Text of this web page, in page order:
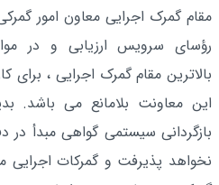
مقام گمرک اجرایی معاون امور
رؤسای سرویس ارزیابی و در
بالاترین مقام گمرک اجرایی ، برای
این معاونت بلامانع می باشد.
بازگردانی سیستمی گواهی مبدأ
نخواهد پذیرفت و گمرکات